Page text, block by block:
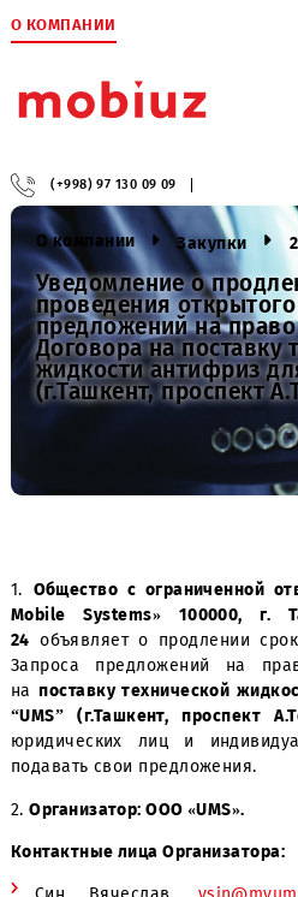
О КОМПАНИИ
(+998) 97 130 09 09
О компании Закупки
Уведомление о
проведения
предложений на
Договора на
жидкости
(г.Ташкент,
1.Общество с
Mobile Systems» 100000,
24объявляет о продлении
Запроса предложений на
напоставку технической
юридических лиц и
подавать свои предложения.